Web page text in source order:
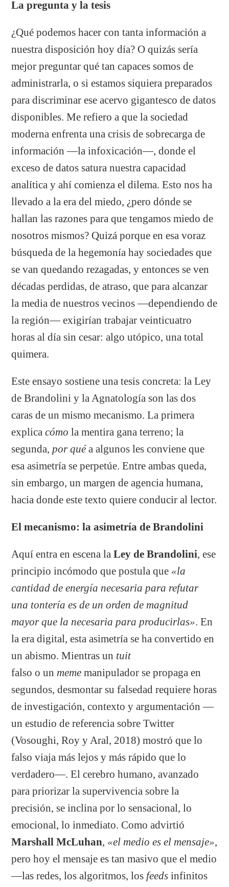
La pregunta y la tesis
¿Qué podemos hacer con tanta información a
nuestra disposición hoy día? O quizás sería
mejor preguntar qué tan capaces somos de
administrarla, o si estamos siquiera preparados
para discriminar ese acervo gigantesco de datos
disponibles. Me refiero a que la sociedad
moderna enfrenta una crisis de sobrecarga de
información —la infoxicación—, donde el
exceso de datos satura nuestra capacidad
analítica y ahí comienza el dilema. Esto nos ha
llevado a la era del miedo, ¿pero dónde se
hallan las razones para que tengamos miedo de
nosotros mismos? Quizá porque en esa voraz
búsqueda de la hegemonía hay sociedades que
se van quedando rezagadas, y entonces se ven
décadas perdidas, de atraso, que para alcanzar
la media de nuestros vecinos —dependiendo de
la región— exigirían trabajar veinticuatro
horas al día sin cesar: algo utópico, una total
quimera.
Este ensayo sostiene una tesis concreta: la Ley
de Brandolini y la Agnatología son las dos
caras de un mismo mecanismo. La primera
explicacómo la mentira gana terreno; la
segunda, por quéa algunos les conviene que
esa asimetría se perpetúe. Entre ambas queda,
sin embargo, un margen de agencia humana,
hacia donde este texto quiere conducir al lector.
El mecanismo: la asimetría de Brandolini
Aquí entra en escena laLey de Brandolini , ese
principio incómodo que postula que «la
cantidad de energía necesaria para refutar
una tontería es de un orden de magnitud
mayor que la necesaria para producirlas» . En
la era digital, esta asimetría se ha convertido en
un abismo. Mientras un tuit
falso o un meme manipulador se propaga en
segundos, desmontar su falsedad requiere horas
de investigación, contexto y argumentación —
un estudio de referencia sobre Twitter
(Vosoughi, Roy y Aral, 2018) mostró que lo
falso viaja más lejos y más rápido que lo
verdadero—. El cerebro humano, avanzado
para priorizar la supervivencia sobre la
precisión, se inclina por lo sensacional, lo
emocional, lo inmediato. Como advirtió
Marshall McLuhan «el medio es el mensaje»
pero hoy el mensaje es tan masivo que el medio
—las redes, los algoritmos, los feeds infinitos